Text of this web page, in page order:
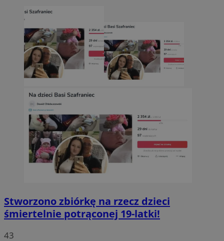
Stworzono zbiórkę na rzecz dzieci
śmiertelnie potrąconej 19-latki!
43